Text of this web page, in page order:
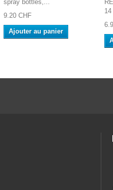
spray bottles,...
9.20 CHF
Ajouter au panier